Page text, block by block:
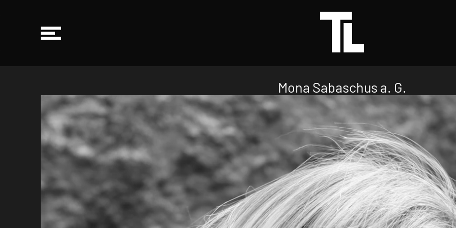
Mona Sabaschus a. G.